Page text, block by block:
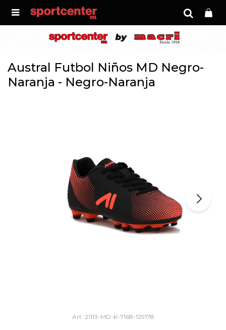

Austral Futbol Niños MD Negro-
Naranja - Negro-Naranja
21113-MD-K-7168-129178